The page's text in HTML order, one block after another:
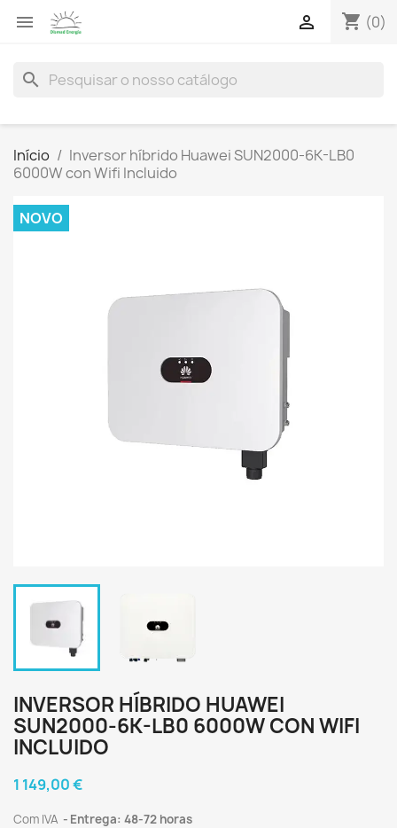
 shopping_cart (0)

search
Início
Inversor híbrido Huawei SUN2000-6K-LB0
6000W con Wifi Incluido
NOVO
INVERSOR HÍBRIDO HUAWEI
SUN2000-6K-LB0 6000W CON WIFI
INCLUIDO
1 149,00 €
Com IVA Entrega: 48-72 horas